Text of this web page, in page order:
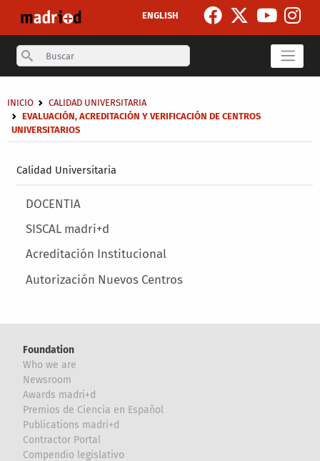
ENGLISH
Search
Calidad Universitaria
Breadcrumb
INICIO
CALIDAD UNIVERSITARIA
EVALUACIÓN, ACREDITACIÓN Y VERIFICACIÓN DE CENTROS
UNIVERSITARIOS
Main menu
DOCENTIA
SISCAL madri+d
Acreditación Institucional
Autorización Nuevos Centros
Foundation
Who we are
Newsroom
Awards madri+d
Premios de Ciencia en Español
Publications madri+d
Contractor Portal
Compendio legislativo